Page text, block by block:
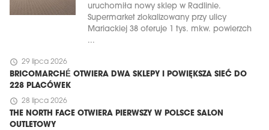
uruchomiła nowy sklep w Radlinie.
Supermarket zlokalizowany przy ulicy
Mariackiej 38 oferuje 1 tys. mkw. powierzch
...
schedule 29 lipca 2026
BRICOMARCHÉ OTWIERA DWA SKLEPY I POWIĘKSZA SIEĆ DO
228 PLACÓWEK
schedule 28 lipca 2026
THE NORTH FACE OTWIERA PIERWSZY W POLSCE SALON
OUTLETOWY